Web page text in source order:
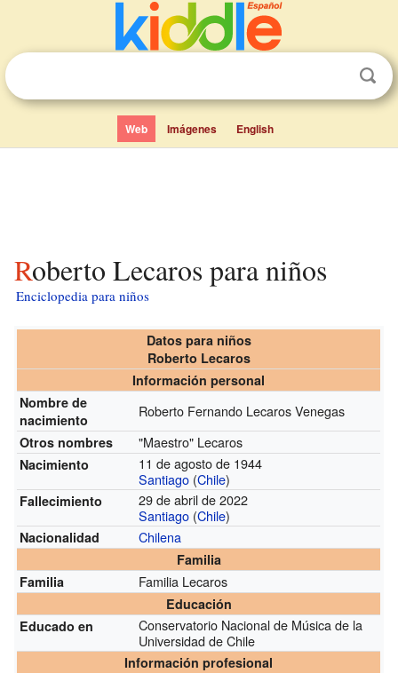
Web Imágenes English
Roberto Lecaros para niños
Enciclopedia para niños
Datos para niños
Roberto Lecaros
Información personal
Nombre de
nacimiento
Roberto Fernando Lecaros Venegas
Otros nombres "Maestro" Lecaros
Nacimiento
11 de agosto de 1944
Santiago (Chile)
Fallecimiento
29 de abril de 2022
Santiago (Chile)
Nacionalidad Chilena
Familia
Familia
Familia Lecaros
Educación
Educado en
Conservatorio Nacional de Música de la
Universidad de Chile
Información profesional